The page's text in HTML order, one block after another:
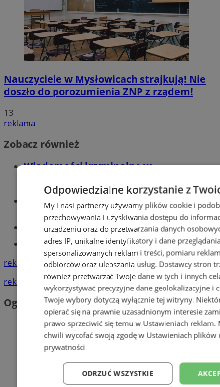
Nauczyciele w Mysłowicach strajkują! Nie
doszło do porozumienia ZNP z rządem!
13
reklama
Zobacz również
Wiadomości kryminalne w
Wiadomości lokalne
Kursy języka angielskiego
Tworzenie stron www - Mysłowice
reklama
reklama
Ogłoszenia
Odpowiedzialne korzystanie z
My i nasi partnerzy używamy plików cookie i
przechowywania i uzyskiwania dostępu do
urządzeniu oraz do przetwarzania danych
adres IP, unikalne identyfikatory i dane
spersonalizowanych reklam i treści, pomiaru
odbiorców oraz ulepszania usług. Dostawcy stron
również przetwarzać Twoje dane w tych i innych
wykorzystywać precyzyjne dane geolokalizacyjne i
Twoje wybory dotyczą wyłącznie tej witryny.
opierać się na prawnie uzasadnionym interesie
prawo sprzeciwić się temu w Ustawieniach reklam.
chwili wycofać swoją zgodę w Ustawieniach plików
prywatności
ODRZUĆ WSZYSTKIE